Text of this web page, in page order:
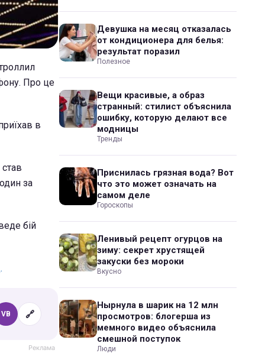
Про це
в
за
бій
VB 🔗
Девушка на месяц отказалась
от кондиционера для белья:
результат поразил
Полезное
Вещи красивые, а образ
странный: стилист объяснила
ошибку, которую делают все
модницы
Тренды
Приснилась грязная вода? Вот
что это может означать на
самом деле
Гороскопы
Ленивый рецепт огурцов на
зиму: секрет хрустящей
закуски без мороки
Вкусно
Нырнула в шарик на 12 млн
просмотров: блогерша из
мемного видео объяснила
смешной поступок
Люди